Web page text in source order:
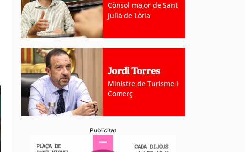
Cònsol major de Sant
Julià de Lòria
Jordi Torres
Ministre de Turisme i
Comerç
Publicitat